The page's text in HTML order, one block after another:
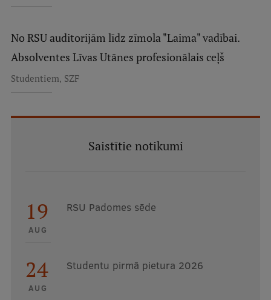
No RSU auditorijām līdz zīmola "Laima" vadībai.
Absolventes Līvas Utānes profesionālais ceļš
Studentiem, SZF
Saistītie notikumi
19
AUG
RSU Padomes sēde
24
AUG
Studentu pirmā pietura 2026